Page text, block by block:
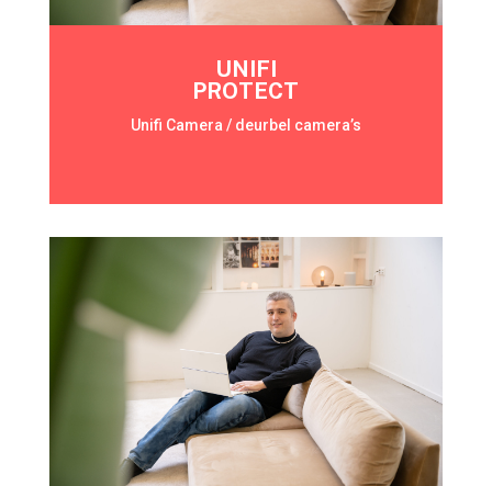
UNIFI
PROTECT
Unifi Camera / deurbel camera’s